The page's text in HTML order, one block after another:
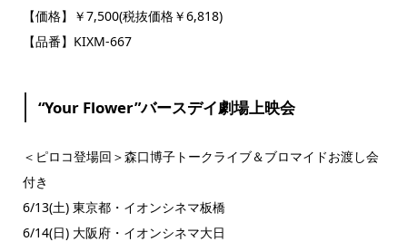
【価格】￥7,500(税抜価格￥6,818)
【品番】KIXM-667
“Your Flower”バースデイ劇場上映会
＜ピロコ登場回＞森口博子トークライブ＆ブロマイドお渡し会
付き
6/13(土) 東京都・イオンシネマ板橋
6/14(日) 大阪府・イオンシネマ大日